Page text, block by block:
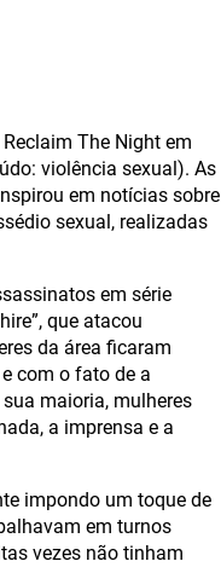
The Night em
violência sexual). As
em notícias sobre
sexual, realizadas
em série
que atacou
da área ficaram
com o fato de a
maioria, mulheres
a imprensa e a
impondo um toque de
em turnos
vezes não tinham